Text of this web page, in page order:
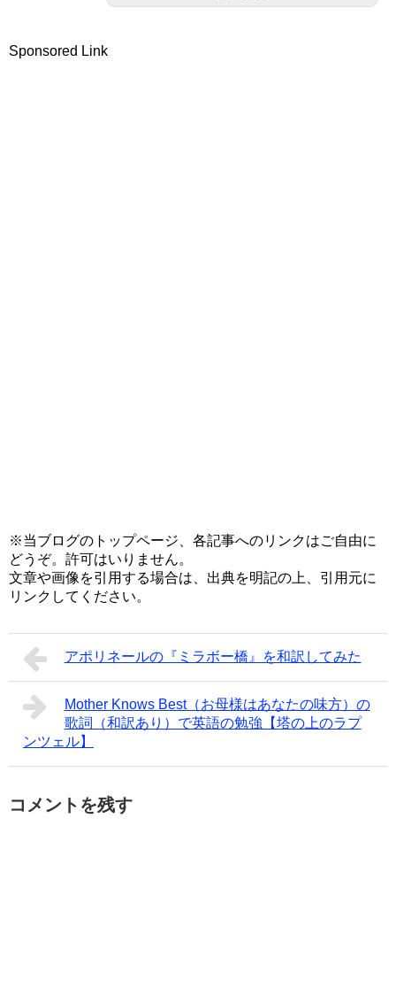
Sponsored Link
※当ブログのトップページ、各記事へのリンクはご自由に
どうぞ。許可はいりません。
文章や画像を引用する場合は、出典を明記の上、引用元に
リンクしてください。
アポリネールの『ミラボー橋』を和訳してみた
Mother Knows Best（お母様はあなたの味方）の
歌詞（和訳あり）で英語の勉強【塔の上のラプ
ンツェル】
コメントを残す